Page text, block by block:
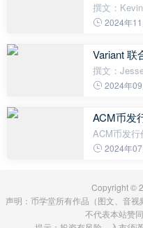
撰文：
Luffy，
新思考积分
2024年
Variant 联
撰文：
译：0xjs@
许可，以及
2024年
ACM币发
ACM币发
展，越来越
2024年
Copyright ©
声明：币学堂所有作品（图文、音
不代表本站赞